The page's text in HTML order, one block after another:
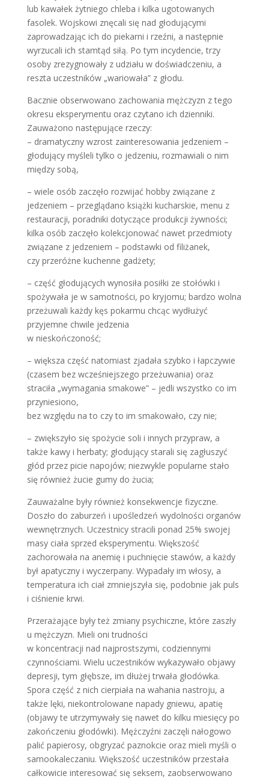
lub kawałek żytniego chleba i kilka ugotowanych
fasolek. Wojskowi znęcali się nad głodującymi
zaprowadzając ich do piekarni i rzeźni, a następnie
wyrzucali ich stamtąd siłą. Po tym incydencie, trzy
osoby zrezygnowały z udziału w doświadczeniu, a
reszta uczestników „wariowała” z głodu.
Bacznie obserwowano zachowania mężczyzn z tego
okresu eksperymentu oraz czytano ich dzienniki.
Zauważono następujące rzeczy:
– dramatyczny wzrost zainteresowania jedzeniem –
głodujący myśleli tylko o jedzeniu, rozmawiali o nim
między sobą,
– wiele osób zaczęło rozwijać hobby związane z
jedzeniem – przeglądano książki kucharskie, menu z
restauracji, poradniki dotyczące produkcji żywności;
kilka osób zaczęło kolekcjonować nawet przedmioty
związane z jedzeniem – podstawki od filiżanek,
czy przeróżne kuchenne gadżety;
– część głodujących wynosiła posiłki ze stołówki i
spożywała je w samotności, po kryjomu; bardzo wolna
przeżuwali każdy kęs pokarmu chcąc wydłużyć
przyjemne chwile jedzenia
w nieskończoność;
– większa część natomiast zjadała szybko i łapczywie
(czasem bez wcześniejszego przeżuwania) oraz
straciła „wymagania smakowe” – jedli wszystko co im
przyniesiono,
bez względu na to czy to im smakowało, czy nie;
– zwiększyło się spożycie soli i innych przypraw, a
także kawy i herbaty; głodujący starali się zagłuszyć
głód przez picie napojów; niezwykle popularne stało
się również żucie gumy do żucia;
Zauważalne były również konsekwencje fizyczne.
Doszło do zaburzeń i upośledzeń wydolności organów
wewnętrznych. Uczestnicy stracili ponad 25% swojej
masy ciała sprzed eksperymentu. Większość
zachorowała na anemię i puchnięcie stawów, a każdy
był apatyczny i wyczerpany. Wypadały im włosy, a
temperatura ich ciał zmniejszyła się, podobnie jak puls
i ciśnienie krwi.
Przerażające były też zmiany psychiczne, które zaszły
u mężczyzn. Mieli oni trudności
w koncentracji nad najprostszymi, codziennymi
czynnościami. Wielu uczestników wykazywało objawy
depresji, tym głębsze, im dłużej trwała głodówka.
Spora część z nich cierpiała na wahania nastroju, a
także lęki, niekontrolowane napady gniewu, apatię
(objawy te utrzymywały się nawet do kilku miesięcy po
zakończeniu głodówki). Mężczyźni zaczęli nałogowo
palić papierosy, obgryzać paznokcie oraz mieli myśli o
samookaleczaniu. Większość uczestników przestała
całkowicie interesować się seksem, zaobserwowano